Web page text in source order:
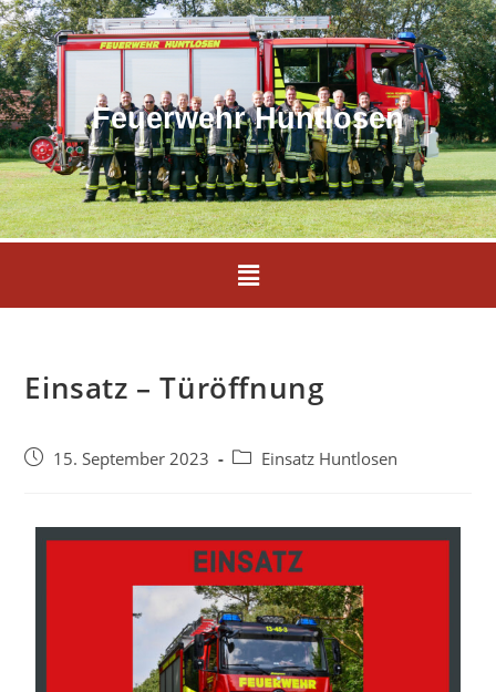
Feuerwehr Huntlosen
Einsatz – Türöffnung
15. September 2023 Einsatz Huntlosen